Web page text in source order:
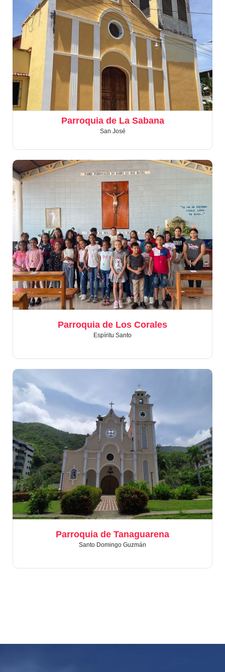
Parroquia de La Sabana
San José
Parroquia de Los Corales
Espíritu Santo
Parroquia de Tanaguarena
Santo Domingo Guzmán